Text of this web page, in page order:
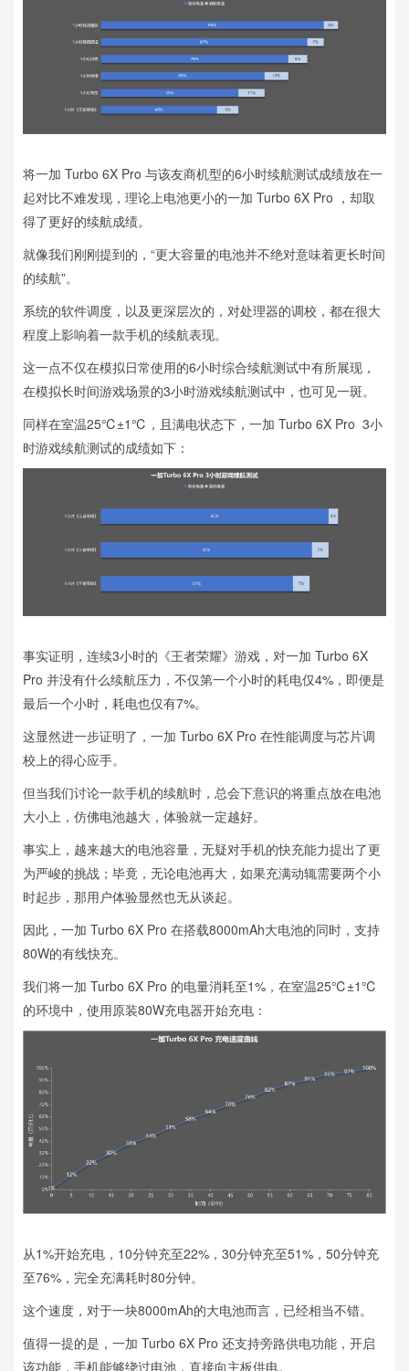
将一加 Turbo 6X Pro 与该友商机型的6小时续航测试成绩放在一
起对比不难发现，理论上电池更小的一加 Turbo 6X Pro ，却取
得了更好的续航成绩。
就像我们刚刚提到的，“更大容量的电池并不绝对意味着更长时间
的续航”。
系统的软件调度，以及更深层次的，对处理器的调校，都在很大
程度上影响着一款手机的续航表现。
这一点不仅在模拟日常使用的6小时综合续航测试中有所展现，
在模拟长时间游戏场景的3小时游戏续航测试中，也可见一斑。
同样在室温25℃±1℃，且满电状态下，一加 Turbo 6X Pro 3小
时游戏续航测试的成绩如下：
事实证明，连续3小时的《王者荣耀》游戏，对一加 Turbo 6X
Pro 并没有什么续航压力，不仅第一个小时的耗电仅4%，即便是
最后一个小时，耗电也仅有7%。
这显然进一步证明了，一加 Turbo 6X Pro 在性能调度与芯片调
校上的得心应手。
但当我们讨论一款手机的续航时，总会下意识的将重点放在电池
大小上，仿佛电池越大，体验就一定越好。
事实上，越来越大的电池容量，无疑对手机的快充能力提出了更
为严峻的挑战；毕竟，无论电池再大，如果充满动辄需要两个小
时起步，那用户体验显然也无从谈起。
因此，一加 Turbo 6X Pro 在搭载8000mAh大电池的同时，支持
80W的有线快充。
我们将一加 Turbo 6X Pro 的电量消耗至1%，在室温25℃±1℃
的环境中，使用原装80W充电器开始充电：
从1%开始充电，10分钟充至22%，30分钟充至51%，50分钟充
至76%，完全充满耗时80分钟。
这个速度，对于一块8000mAh的大电池而言，已经相当不错。
值得一提的是，一加 Turbo 6X Pro 还支持旁路供电功能，开启
该功能，手机能够绕过电池，直接向主板供电。